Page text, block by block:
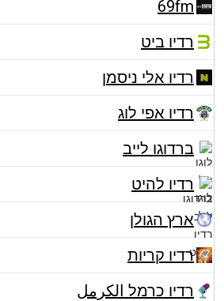
69fm
רדיו ביט
רדיו אלי ניסמן
רדיו אפי לוג
ברדוגו לייב
רדיו להיט
ארץ הגולן
רדיו קריות
רדיו כרמל الكرمل